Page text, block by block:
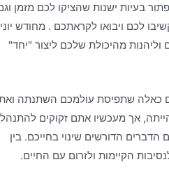
בעיות ישנות שהציקו לכם מזמן
לכם ויבואו לקראתכם . מחודש יוני
מהיכולת שלכם ליצור "יחד"
כאלה שתפיסת עולמכם השתנתה
אך מעכשיו אתם זקוקים
הדורשים שינוי בחייכם. בין